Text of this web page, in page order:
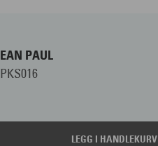
PAUL
LEGG I HANDLEKURV